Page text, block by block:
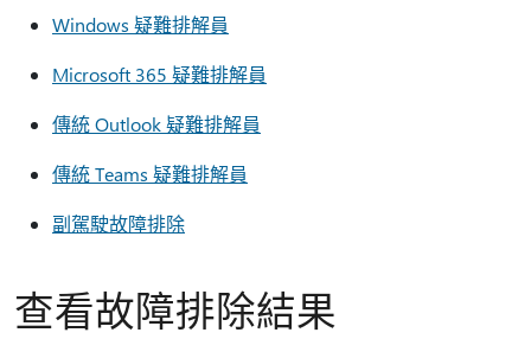
Windows 疑難排解員
Microsoft 365 疑難排解員
傳統 Outlook 疑難排解員
傳統 Teams 疑難排解員
副駕駛故障排除
查看故障排除結果